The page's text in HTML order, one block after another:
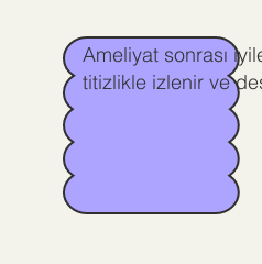
Ameliyat sonrası
titizlikle izlenir ve